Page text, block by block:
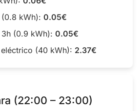
kWh): 0.05€
(0.9 kWh): 0.05€
(40 kWh): 2.37€
(22:00 – 23:00)